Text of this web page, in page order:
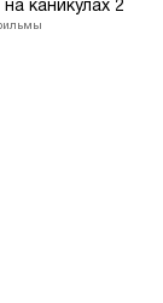
каникулах 2